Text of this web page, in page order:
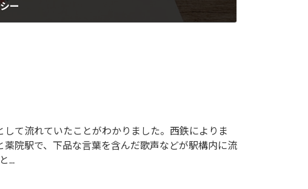
ー
て流れていたことがわかりました。西鉄によりま
院駅で、下品な言葉を含んだ歌声などが駅構内に流